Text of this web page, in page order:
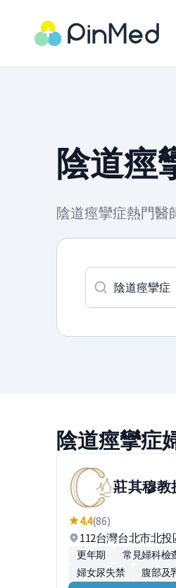
陰道痙
陰道痙攣症熱門醫
陰道痙攣症
莊其穆教
4.4(86)
112台灣台北市北
更年期 常見婦科檢
婦女尿失禁
腹部及